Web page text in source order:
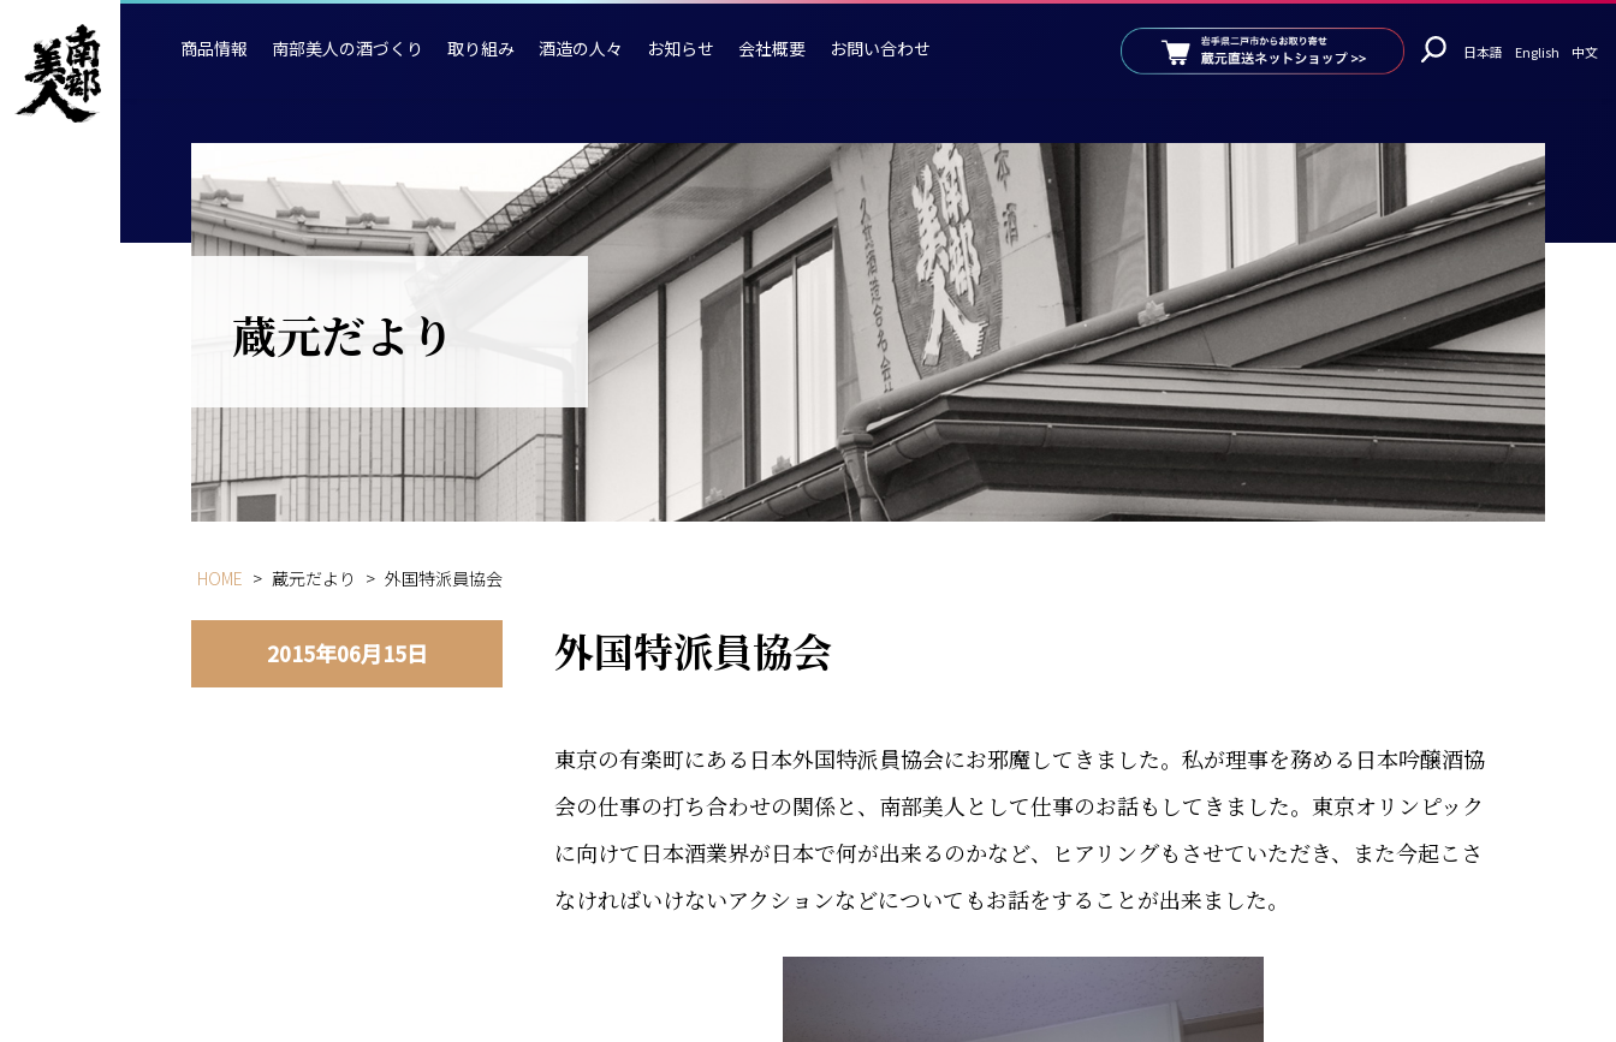
商品情報 南部美人の酒づくり 取り組み 酒造の人々 お知らせ 会社概要 お問い合わせ 日本語 English 中文
蔵元だより
HOME > 蔵元だより > 外国特派員協会
2015年06月15日 外国特派員協会
東京の有楽町にある日本外国特派員協会にお邪魔してきました。私が理事を務める日本吟醸酒協
会の仕事の打ち合わせの関係と、南部美人として仕事のお話もしてきました。東京オリンピック
に向けて日本酒業界が日本で何が出来るのかなど、ヒアリングもさせていただき、また今起こさ
なければいけないアクションなどについてもお話をすることが出来ました。